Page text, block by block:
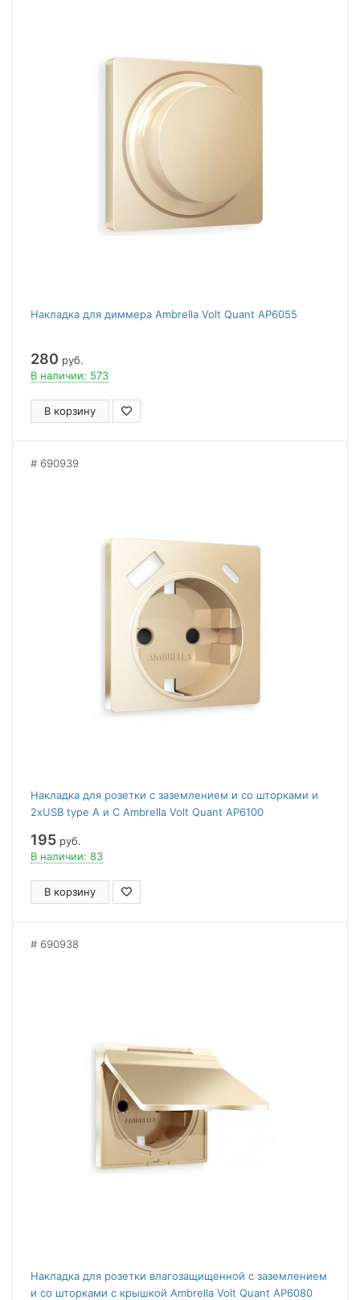
Накладка для диммера Ambrella Volt Quant AP6055
280 руб.
В наличии: 573
В корзину
690939
Накладка для розетки с заземлением и со шторками и
2хUSB type A и C Ambrella Volt Quant AP6100
195 руб.
В наличии: 83
В корзину
690938
Накладка для розетки влагозащищенной с заземлением
и со шторками с крышкой Ambrella Volt Quant AP6080